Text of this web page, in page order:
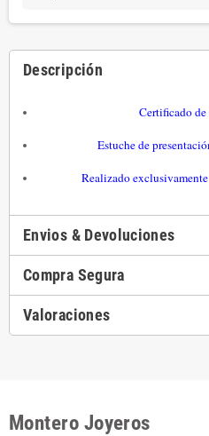
Descripción
Certificado
Estuche de
Realizado
Envios & Devoluciones
Compra Segura
Valoraciones
Montero Joyeros